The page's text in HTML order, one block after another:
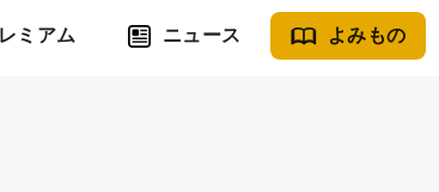
ミアム ニュース よみもの